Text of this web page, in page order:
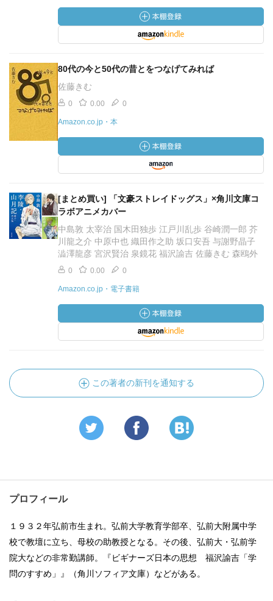
80代の今と50代の昔とをつなげてみれば
佐藤きむ
0 0.00 0
Amazon.co.jp・本
[まとめ買い] 「文豪ストレイドッグス」×角川文庫コ
ラボアニメカバー
中島敦 太宰治 国木田独歩 江戸川乱歩 谷崎潤一郎 芥
川龍之介 中原中也 織田作之助 坂口安吾 与謝野晶子
澁澤龍彦 宮沢賢治 泉鏡花 福沢諭吉 佐藤きむ 森鴎外
0 0.00 0
Amazon.co.jp・電子書籍
この著者の新刊を通知する
プロフィール
１９３２年弘前市生まれ。弘前大学教育学部卒、弘前大附属中学
校で教壇に立ち、母校の助教授となる。その後、弘前大・弘前学
院大などの非常勤講師。『ビギナーズ日本の思想 福沢諭吉「学
問のすすめ」』（角川ソフィア文庫）などがある。